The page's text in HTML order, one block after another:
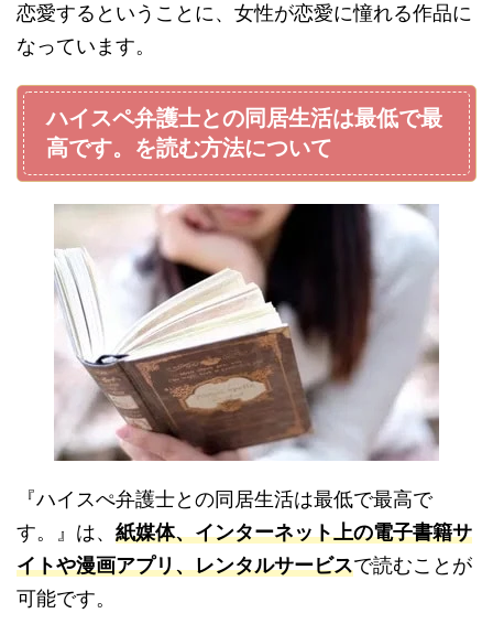
恋愛するということに、女性が恋愛に憧れる作品に
なっています。
ハイスペ弁護士との同居生活は最低で最
高です。を読む方法について
『ハイスぺ弁護士との同居生活は最低で最高で
す。』は、 紙媒体、インターネット上の電子書籍サ
イトや漫画アプリ、レンタルサービスで読むことが
可能です。